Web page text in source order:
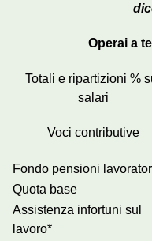
Operai a
Totali e ripartizioni %
salari
Voci contributive
Fondo pensioni
Quota base
Assistenza infortuni sul
lavoro*